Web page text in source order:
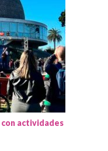
actividades